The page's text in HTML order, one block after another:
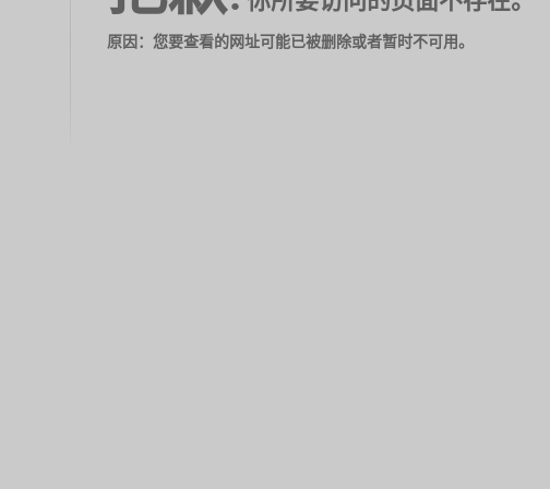
原因：您要查看的网址可能已被删除或者暂时不可用。